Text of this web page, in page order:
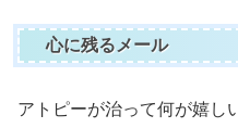
心に残るメール
アトピーが治って何が嬉し